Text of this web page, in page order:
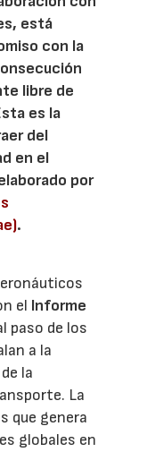
está
con la
libre de
es la
del
en el
por
.
el Informe
paso de los
a la
la
La
que genera
globales en